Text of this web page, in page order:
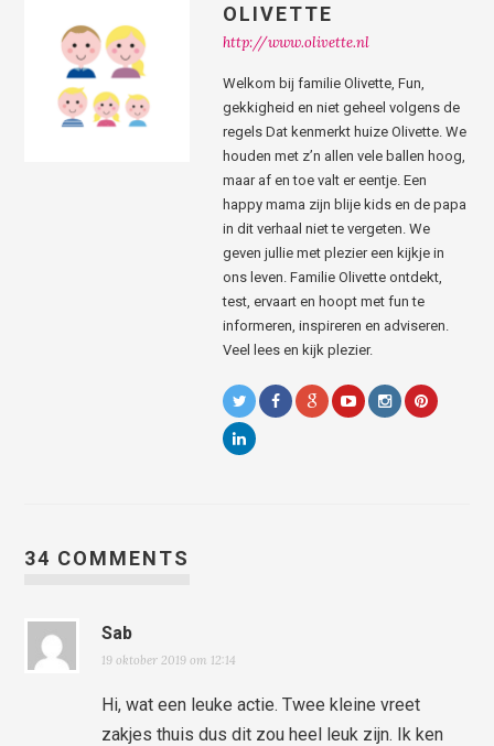
OLIVETTE
http://www.olivette.nl
Welkom bij familie Olivette, Fun,
gekkigheid en niet geheel volgens de
regels Dat kenmerkt huize Olivette. We
houden met z’n allen vele ballen hoog,
maar af en toe valt er eentje. Een
happy mama zijn blije kids en de papa
in dit verhaal niet te vergeten. We
geven jullie met plezier een kijkje in
ons leven. Familie Olivette ontdekt,
test, ervaart en hoopt met fun te
informeren, inspireren en adviseren.
Veel lees en kijk plezier.
34 COMMENTS
Sab
19 oktober 2019 om 12:14
Hi, wat een leuke actie. Twee kleine vreet
zakjes thuis dus dit zou heel leuk zijn. Ik ken